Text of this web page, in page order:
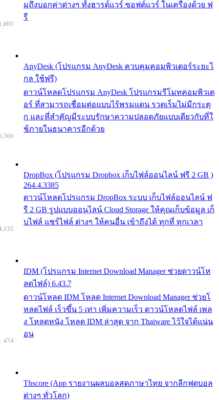
มถึงบอกค่าต่างๆ ทั้งฮารด์แวร์ ซอฟต์แวร์ ในเครื่องด้วย ฟ
รี
AnyDesk (โปรแกรม AnyDesk ควบคุมคอมพิวเตอร์ระยะไ
กล ใช้ฟรี)
ดาวน์โหลดโปรแกรม AnyDesk โปรแกรมรีโมทคอมพิวเต
อร์ ที่สามารถเชื่อมต่อแบบไร้พรมแดน รวดเร็มไม่มีกระตุ
ก และที่สำคัญมีระบบรักษาความปลอดภัยแบบเดียวกับที่ใ
ช้ภายในธนาคารอีกด้วย
DropBox (โปรแกรม Dropbox เก็บไฟล์ออนไลน์ ฟรี 2 GB )
264.4.3385
ดาวน์โหลดโปรแกรม DropBox ระบบ เก็บไฟล์ออนไลน์ ฟ
รี 2 GB รูปแบบออนไลน์ Cloud Storage ให้คุณเก็บข้อมูล เก็
บไฟล์ แชร์ไฟล์ ต่างๆ ให้คนอื่น เข้าถึงได้ ทุกที่ ทุกเวลา
IDM (โปรแกรม Internet Download Manager ช่วยดาวน์โห
ลดไฟล์) 6.43.7
ดาวน์โหลด IDM โหลด Internet Download Manager ช่วยโ
หลดไฟล์ เร็วขึ้น 5 เท่า เพิ่มความเร็ว ดาวน์โหลดไฟล์ เพล
ง โหลดหนัง โหลด IDM ล่าสุด จาก Thaiware ไว้ใจได้แน่น
อน
Thscore (App รายงานผลบอลสดภาษาไทย จากลีกฟุตบอล
ต่างๆ ทั่วโลก)
474